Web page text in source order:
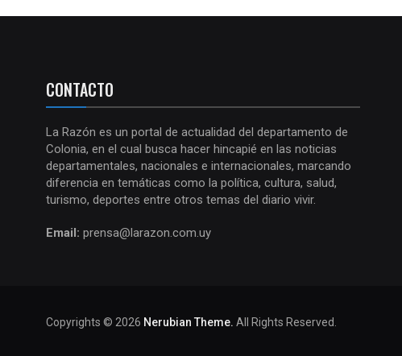
CONTACTO
La Razón es un portal de actualidad del departamento de
Colonia, en el cual busca hacer hincapié en las noticias
departamentales, nacionales e internacionales, marcando
diferencia en temáticas como la política, cultura, salud,
turismo, deportes entre otros temas del diario vivir.
Email: prensa@larazon.com.uy
Copyrights © 2026 Nerubian Theme. All Rights Reserved.